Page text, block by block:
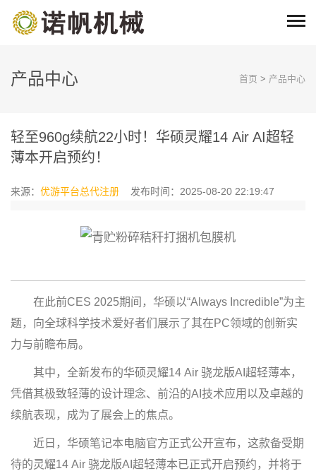
产品中心 首页 > 产品中心
轻至960g续航22小时！华硕灵耀14 Air AI超轻
薄本开启预约！
来源： 优游平台总代注册 发布时间：2025-08-20 22:19:47
在此前CES 2025期间，华硕以“Always Incredible”为主
题，向全球科学技术爱好者们展示了其在PC领域的创新实
力与前瞻布局。
其中，全新发布的华硕灵耀14 Air 骁龙版AI超轻薄本，
凭借其极致轻薄的设计理念、前沿的AI技术应用以及卓越的
续航表现，成为了展会上的焦点。
近日，华硕笔记本电脑官方正式公开宣布，这款备受期
待的灵耀14 Air 骁龙版AI超轻薄本已正式开启预约，并将于